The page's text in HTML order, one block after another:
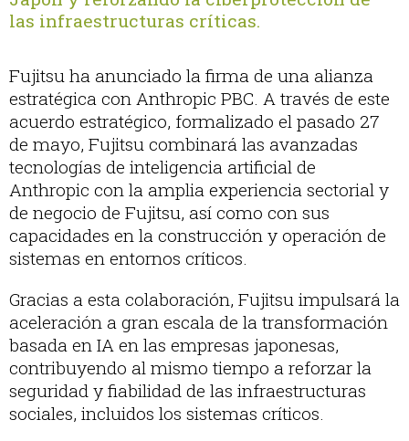
las infraestructuras críticas.
Fujitsu ha anunciado la firma de una alianza
estratégica con Anthropic PBC. A través de este
acuerdo estratégico, formalizado el pasado 27
de mayo, Fujitsu combinará las avanzadas
tecnologías de inteligencia artificial de
Anthropic con la amplia experiencia sectorial y
de negocio de Fujitsu, así como con sus
capacidades en la construcción y operación de
sistemas en entornos críticos.
Gracias a esta colaboración, Fujitsu impulsará la
aceleración a gran escala de la transformación
basada en IA en las empresas japonesas,
contribuyendo al mismo tiempo a reforzar la
seguridad y fiabilidad de las infraestructuras
sociales, incluidos los sistemas críticos.